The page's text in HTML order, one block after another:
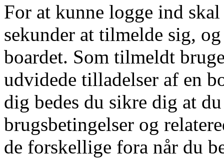
For at kunne logge ind
sekunder at tilmelde sig,
boardet. Som tilmeldt
udvidede tilladelser af en
dig bedes du sikre dig at
brugsbetingelser og
de forskellige fora når du